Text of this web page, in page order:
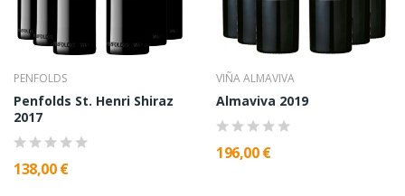
PENFOLDS
Penfolds St. Henri Shiraz
2017
138,00 €
VIÑA ALMAVIVA
Almaviva 2019
196,00 €